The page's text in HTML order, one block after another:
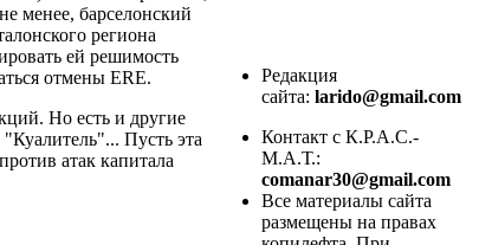
менее, барселонский
региона
ей решимость
отмены ERE.
Но есть и другие
Пусть эта
атак капитала
Редакция
сайта: larido@gmail.com
Контакт с К.Р.А.С.-
М.А.Т.:
comanar30@gmail.com
Все материалы сайта
размещены на правах